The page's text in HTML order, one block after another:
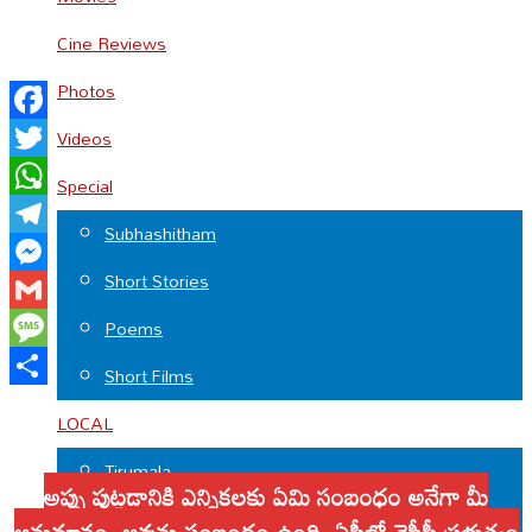
Cine Reviews
Photos
Videos
Special
Subhashitham
Short Stories
Poems
Short Films
LOCAL
Tirumala
Chittoor
Facebook
Twitter
WhatsApp
Telegram
Messenger
Gmail
Message
అప్పు పుట్టడానికి ఎన్నికలకు ఏమి సంబంధం అనేగా మీ